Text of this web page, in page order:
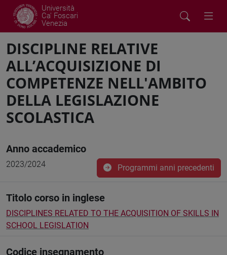
Università
Ca' Foscari
Venezia
DISCIPLINE RELATIVE
ALL’ACQUISIZIONE DI
COMPETENZE NELL'AMBITO
DELLA LEGISLAZIONE
SCOLASTICA
Anno accademico
2023/2024 Programmi anni precedenti
Titolo corso in inglese
DISCIPLINES RELATED TO THE ACQUISITION OF SKILLS IN
SCHOOL LEGISLATION
Codice insegnamento